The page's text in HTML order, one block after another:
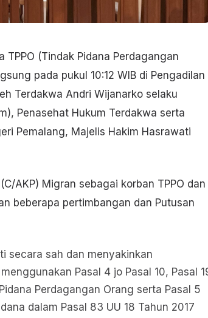
(Tindak Pidana Perdagangan
pada pukul 10:12 WIB di Pengadilan
Terdakwa Andri Wijanarko selaku
Penasehat Hukum Terdakwa serta
Pemalang, Majelis Hakim Hasrawati
AKP) Migran sebagai korban TPPO dan
beberapa pertimbangan dan Putusan
secara sah dan menyakinkan
Pasal 4 jo Pasal 10, Pasal
Perdagangan Orang serta Pasal 5
dalam Pasal 83 UU 18 Tahun 2017